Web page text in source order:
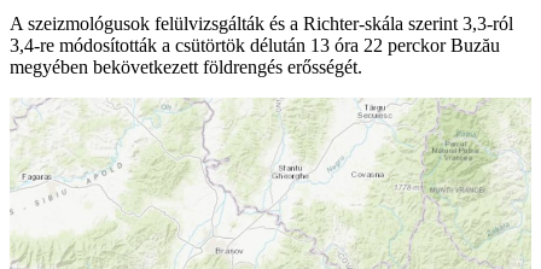
A szeizmológusok felülvizsgálták és a Richter-skála szerint 3,3-ról
3,4-re módosították a csütörtök délután 13 óra 22 perckor Buzău
megyében bekövetkezett földrengés erősségét.